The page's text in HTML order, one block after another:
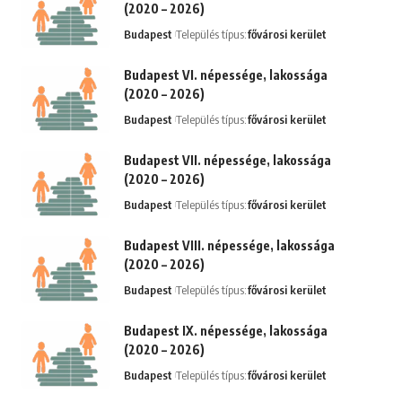
(2020 – 2026)
Budapest Település típus:fővárosi kerület
Budapest VI. népessége, lakossága
(2020 – 2026)
Budapest Település típus:fővárosi kerület
Budapest VII. népessége, lakossága
(2020 – 2026)
Budapest Település típus:fővárosi kerület
Budapest VIII. népessége, lakossága
(2020 – 2026)
Budapest Település típus:fővárosi kerület
Budapest IX. népessége, lakossága
(2020 – 2026)
Budapest Település típus:fővárosi kerület